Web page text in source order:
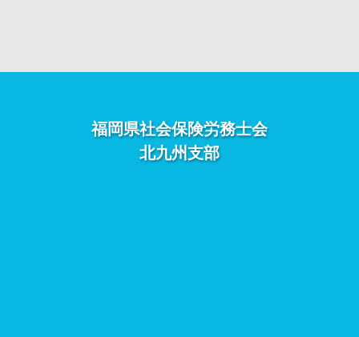
福岡県社会保険労務士会
北九州支部